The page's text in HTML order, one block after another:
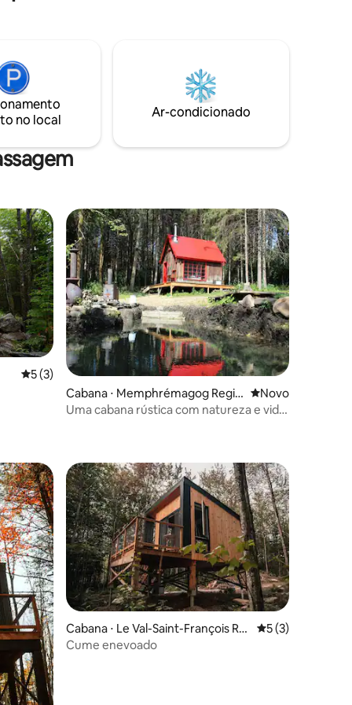
de
todo
está
uma aventura imersiva, completa com
no local
Ar-condicionado
5 de uma avaliação média de 5, 3 avaliações
5 (3)
Cabana ⋅ Memphrémagog Regio
nal County Municipality
Novo lugar para
Novo
Uma cabana rústica com natureza e vida
Cabana ⋅ Le Val-Saint-François Re
gional County Municipality
5 de uma
5 (3)
Cume enevoado